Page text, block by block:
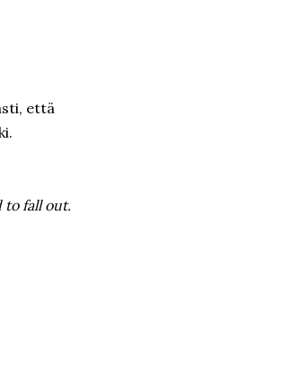
että
to fall out.